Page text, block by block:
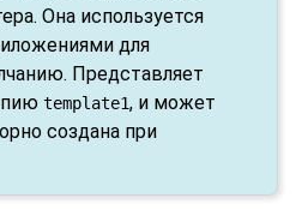
Она используется
для
Представляет
template1, и может
создана при